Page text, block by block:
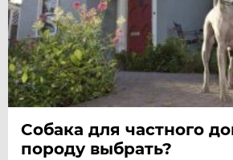
Собака для частного
породу выбрать?